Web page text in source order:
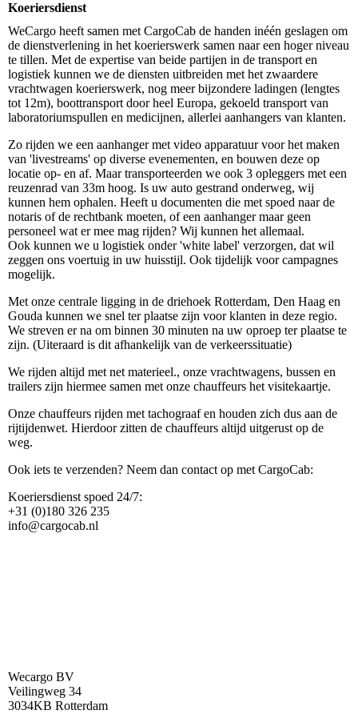
Koeriersdienst
WeCargo heeft samen met CargoCab de handen inéén geslagen om
de dienstverlening in het koerierswerk samen naar een hoger niveau
te tillen. Met de expertise van beide partijen in de transport en
logistiek kunnen we de diensten uitbreiden met het zwaardere
vrachtwagen koerierswerk, nog meer bijzondere ladingen (lengtes
tot 12m), boottransport door heel Europa, gekoeld transport van
laboratoriumspullen en medicijnen, allerlei aanhangers van klanten.
Zo rijden we een aanhanger met video apparatuur voor het maken
van 'livestreams' op diverse evenementen, en bouwen deze op
locatie op- en af. Maar transporteerden we ook 3 opleggers met een
reuzenrad van 33m hoog. Is uw auto gestrand onderweg, wij
kunnen hem ophalen. Heeft u documenten die met spoed naar de
notaris of de rechtbank moeten, of een aanhanger maar geen
personeel wat er mee mag rijden? Wij kunnen het allemaal.
Ook kunnen we u logistiek onder 'white label' verzorgen, dat wil
zeggen ons voertuig in uw huisstijl. Ook tijdelijk voor campagnes
mogelijk.
Met onze centrale ligging in de driehoek Rotterdam, Den Haag en
Gouda kunnen we snel ter plaatse zijn voor klanten in deze regio.
We streven er na om binnen 30 minuten na uw oproep ter plaatse te
zijn. (Uiteraard is dit afhankelijk van de verkeerssituatie)
We rijden altijd met net materieel., onze vrachtwagens, bussen en
trailers zijn hiermee samen met onze chauffeurs het visitekaartje.
Onze chauffeurs rijden met tachograaf en houden zich dus aan de
rijtijdenwet. Hierdoor zitten de chauffeurs altijd uitgerust op de
weg.
Ook iets te verzenden? Neem dan contact op met CargoCab:
Koeriersdienst spoed 24/7:
+31 (0)180 326 235
info@cargocab.nl
Wecargo BV
Veilingweg 34
3034KB Rotterdam